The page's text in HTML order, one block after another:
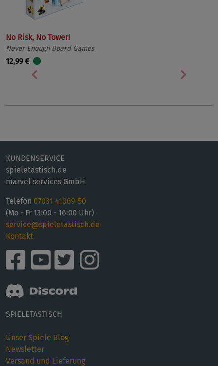
No Risk, No Tower!
Never Enough Board Games
12,99 €
Vorherige
KUNDENSERVICE
spieletastisch.de
marvel services GmbH
Telefon 07031 41069-50
(Mo - Fr 13:00 - 16:00 Uhr)
service@spieletastisch.de
Kontakt
SPIELETASTISCH
Unser Spiele Blog
Newsletter
Versand und Lieferung